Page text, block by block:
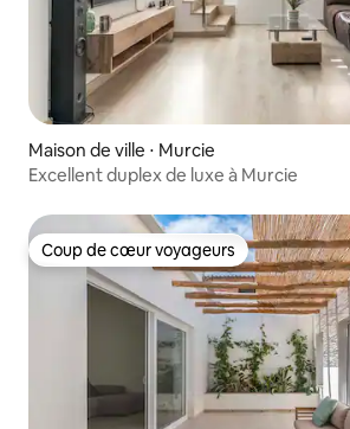
Maison de ville ⋅ Murcie
Excellent duplex de luxe à Murcie
Coup de cœur voyageurs
Coup de cœur voyageurs